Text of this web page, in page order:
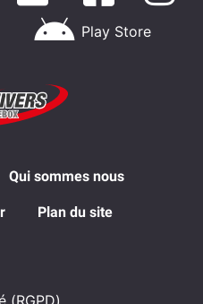
Play Store
Qui sommes nous
Plan du site